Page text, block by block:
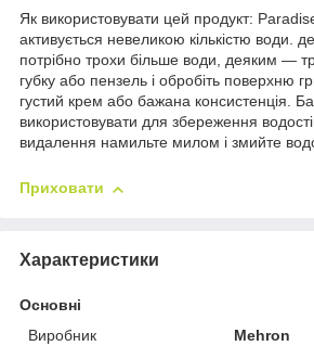
Як використовувати цей продукт:
активується невеликою кількістю води.
потрібно трохи більше води, деяким —
губку або пензель і обробіть поверхню
густий крем або бажана консистенція.
використовувати для збереження
видалення намильте милом і змийте
Приховати
Характеристики
Основні
Виробник
Mehron